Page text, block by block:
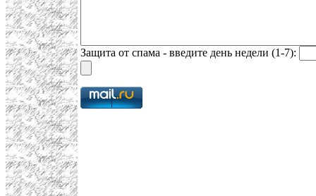
Защита от спама - введите день недели (1-7):